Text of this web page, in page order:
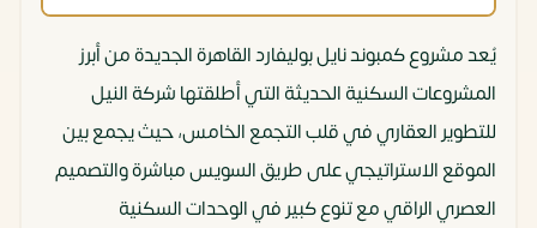
يُعد مشروع كمبوند نايل بوليفارد القاهرة الجديدة من أبرز
المشروعات السكنية الحديثة التي أطلقتها شركة النيل
للتطوير العقاري في قلب التجمع الخامس، حيث يجمع بين
الموقع الاستراتيجي على طريق السويس مباشرة والتصميم
العصري الراقي مع تنوع كبير في الوحدات السكنية